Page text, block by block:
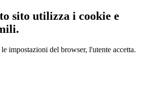
sito utilizza i cookie e
impostazioni del browser, l'utente accetta.